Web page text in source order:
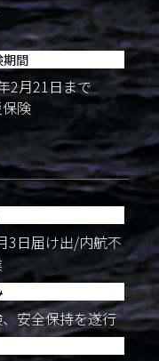
期間
2月21日まで
険
3日届け出/内航不
安全保持を遂行